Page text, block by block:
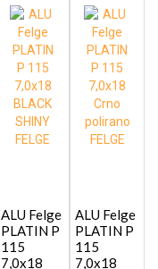
ALU Felge
PLATIN P
115
7,0x18
ALU Felge
PLATIN P
115
7,0x18